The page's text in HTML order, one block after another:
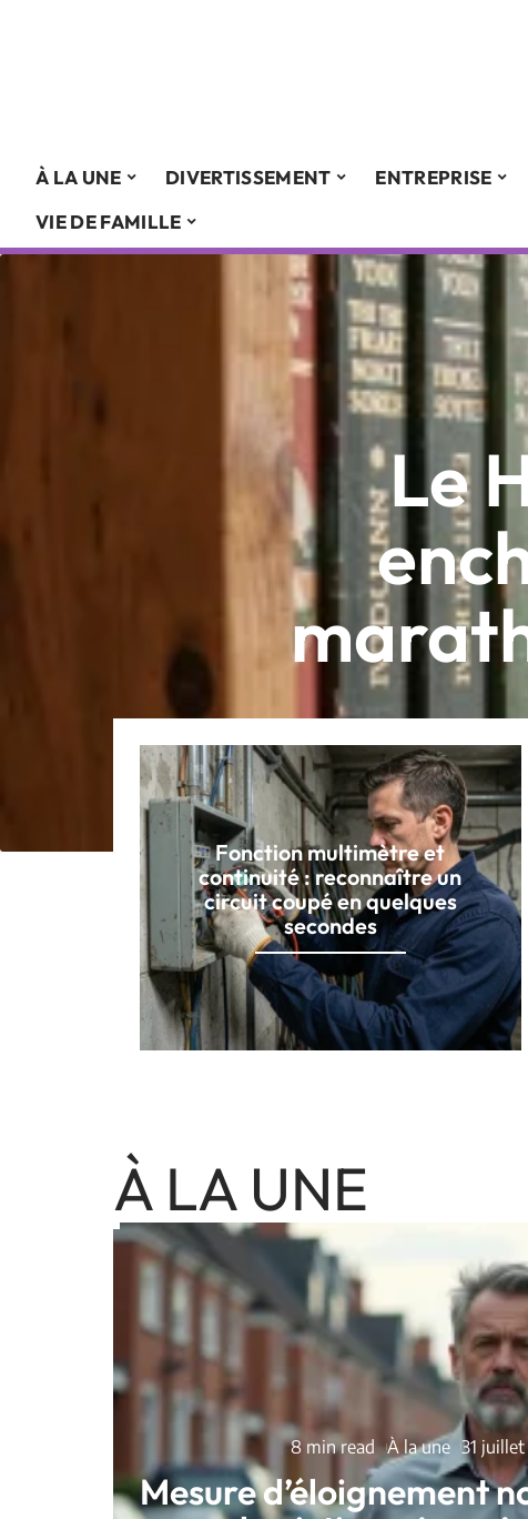
À LA UNE DIVERTISSEMENT ENTREPRISE
VIE DE FAMILLE
Le
Fonction multimètre et
continuité : reconnaître un
circuit coupé en quelques
secondes
À LA UNE
8 min read À la une 31
Mesure d’éloignement